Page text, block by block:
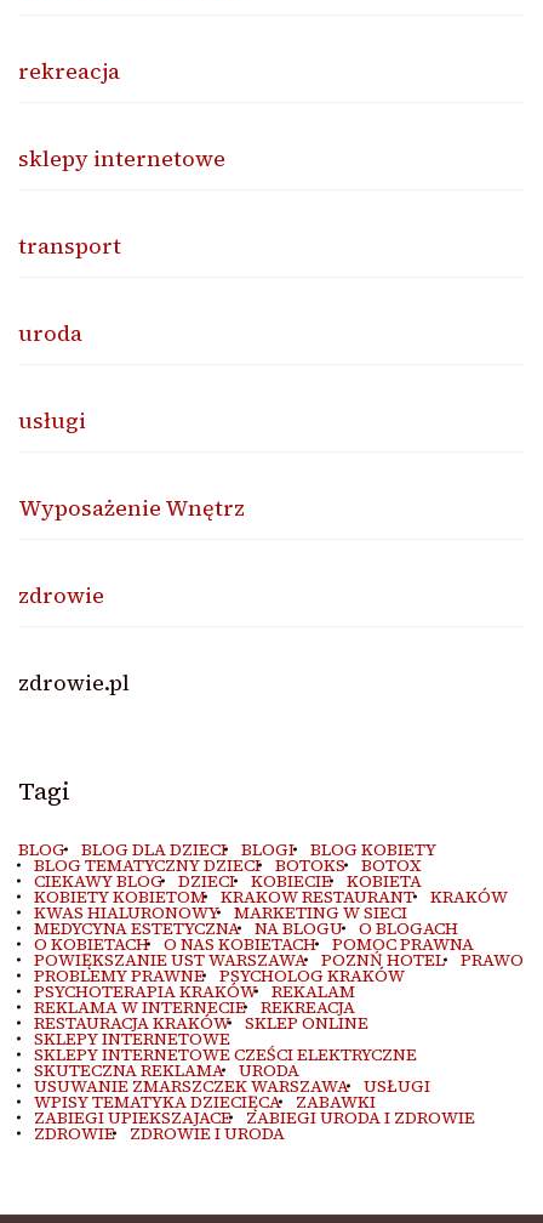
rekreacja
sklepy internetowe
transport
uroda
usługi
Wyposażenie Wnętrz
zdrowie
zdrowie.pl
Tagi
BLOG BLOG DLA DZIECI BLOGI BLOG KOBIETY
BLOG TEMATYCZNY DZIECI BOTOKS BOTOX
CIEKAWY BLOG DZIECI KOBIECIE KOBIETA
KOBIETY KOBIETOM KRAKOW RESTAURANT KRAKÓW
KWAS HIALURONOWY MARKETING W SIECI
MEDYCYNA ESTETYCZNA NA BLOGU O BLOGACH
O KOBIETACH O NAS KOBIETACH POMOC PRAWNA
POWIĘKSZANIE UST WARSZAWA POZNŃ HOTEL PRAWO
PROBLEMY PRAWNE PSYCHOLOG KRAKÓW
PSYCHOTERAPIA KRAKÓW REKALAM
REKLAMA W INTERNECIE REKREACJA
RESTAURACJA KRAKÓW SKLEP ONLINE
SKLEPY INTERNETOWE
SKLEPY INTERNETOWE CZEŚCI ELEKTRYCZNE
SKUTECZNA REKLAMA URODA
USUWANIE ZMARSZCZEK WARSZAWA USŁUGI
WPISY TEMATYKA DZIECIĘCA ZABAWKI
ZABIEGI UPIEKSZAJACE ZABIEGI URODA I ZDROWIE
ZDROWIE ZDROWIE I URODA